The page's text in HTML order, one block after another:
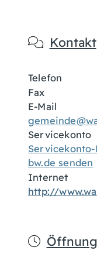
Kontakt
Telefon
Fax
E-Mail
Servicekonto
bw.de senden
Internet
http://